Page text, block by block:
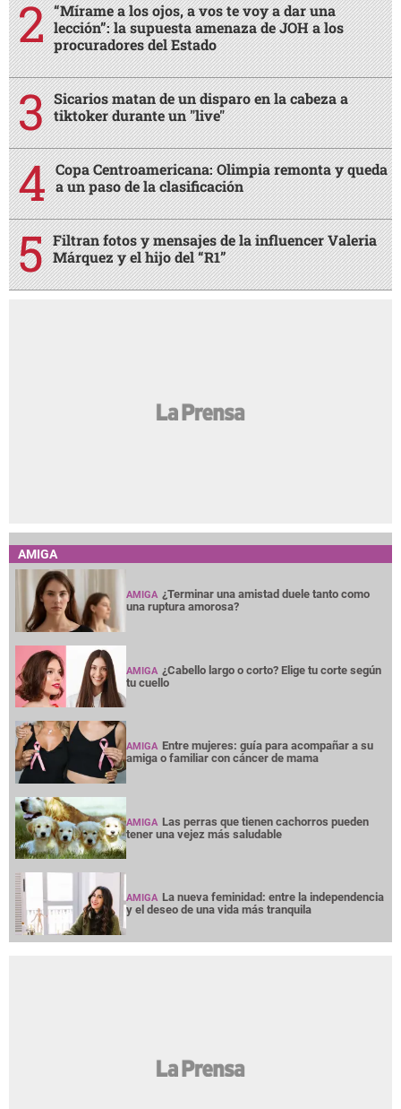
“Mírame a los ojos, a vos te voy a dar una
lección”: la supuesta amenaza de JOH a los
procuradores del Estado
Sicarios matan de un disparo en la cabeza a
tiktoker durante un "live"
Copa Centroamericana: Olimpia remonta y queda
a un paso de la clasificación
Filtran fotos y mensajes de la influencer Valeria
Márquez y el hijo del “R1”
AMIGA
AMIGA ¿Terminar una amistad duele tanto como
una ruptura amorosa?
AMIGA ¿Cabello largo o corto? Elige tu corte según
tu cuello
AMIGA Entre mujeres: guía para acompañar a su
amiga o familiar con cáncer de mama
AMIGA Las perras que tienen cachorros pueden
tener una vejez más saludable
AMIGA La nueva feminidad: entre la independencia
y el deseo de una vida más tranquila